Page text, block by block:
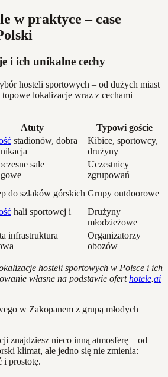
w praktyce – case
i ich unikalne cechy
hosteli sportowych – od dużych miast
lokalizacje wraz z cechami
Atuty
Typowi goście
stadionów, dobra
Kibice, sportowcy,
drużyny
sale
Uczestnicy
zgrupowań
do szlaków górskich Grupy outdoorowe
hali sportowej i
Drużyny
młodzieżowe
infrastruktura
Organizatorzy
obozów
hosteli sportowych w Polsce i ich
własne na podstawie oferthotele.ai
znajdziesz nieco inną atmosferę – od
klimat, ale jedno się nie zmienia:
i prostotę.